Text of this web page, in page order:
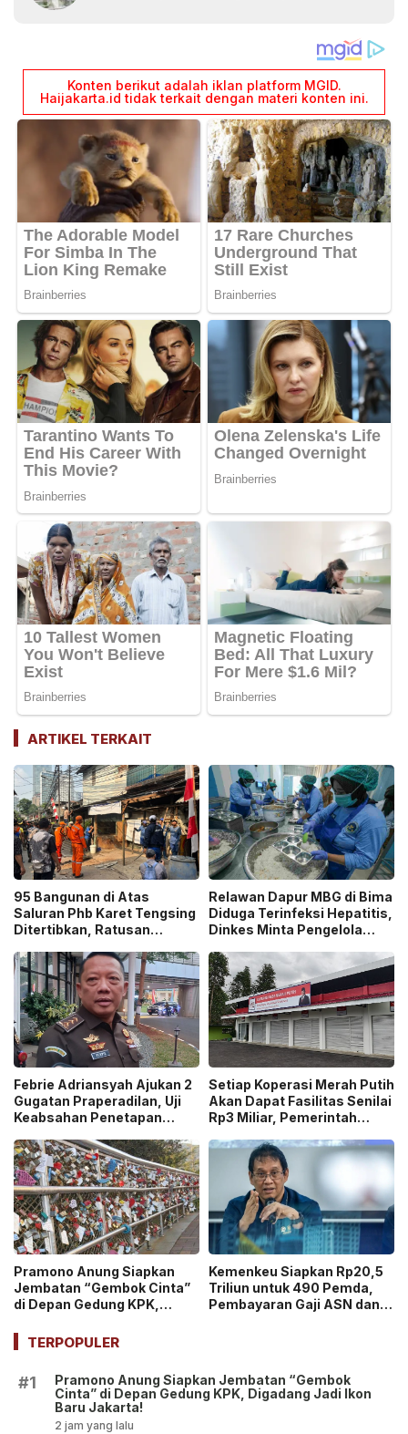
ARTIKEL TERKAIT
95 Bangunan di Atas
Saluran Phb Karet Tengsing
Ditertibkan, Ratusan
Dikerahkan
Relawan Dapur MBG di Bima
Diduga Terinfeksi Hepatitis,
Dinkes Minta Pengelola
Febrie Adriansyah Ajukan 2
Gugatan Praperadilan, Uji
Keabsahan Penetapan
Penyitaan Aset!
Setiap Koperasi Merah Putih
Akan Dapat Fasilitas Senilai
Rp3 Miliar, Pemerintah
Pramono Anung Siapkan
Jembatan “Gembok Cinta”
di Depan Gedung KPK,
Jakarta!
Kemenkeu Siapkan Rp20,5
Triliun untuk 490 Pemda,
Pembayaran Gaji ASN dan
TERPOPULER
#1
Pramono Anung Siapkan Jembatan “Gembok
Cinta” di Depan Gedung KPK, Digadang Jadi Ikon
Baru Jakarta!
2 jam yang lalu